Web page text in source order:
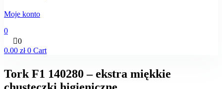
Moje konto
0
0
0.00 zł 0 Cart
Tork F1 140280 – ekstra miękkie